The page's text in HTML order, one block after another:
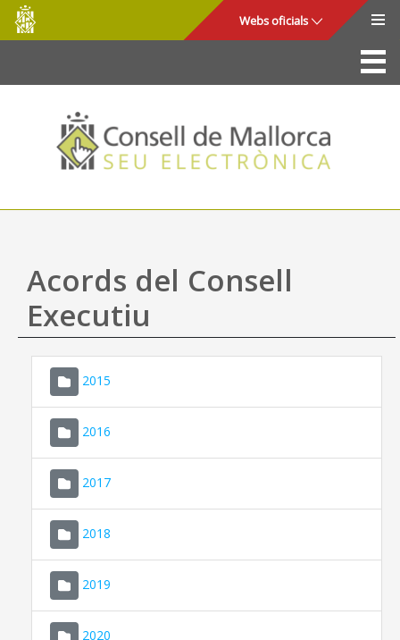
Salta al contingut principal
Consell
de
Mallorca
Webs oficials
La Seu
Consell de Mallorca
Accés i seguretat
Utilitats
Ajuda
Acords del Consell
Executiu
2015
2016
2017
2018
2019
2020